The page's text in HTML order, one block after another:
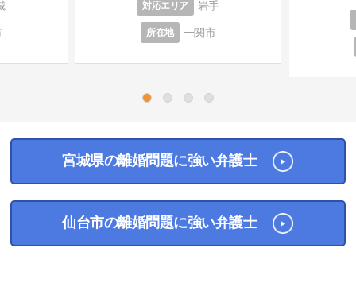
対応エリア 岩手
所在地 一関市
宮城県の離婚問題に強い弁護士
仙台市の離婚問題に強い弁護士